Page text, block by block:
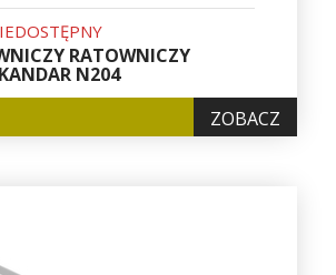
RATOWNICZY
N204
ZOBACZ